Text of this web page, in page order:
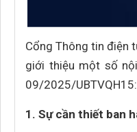
Cổng Thông tin điện
giới thiệu một số
09/2025/UBTVQH15:
1. Sự cần thiết ban